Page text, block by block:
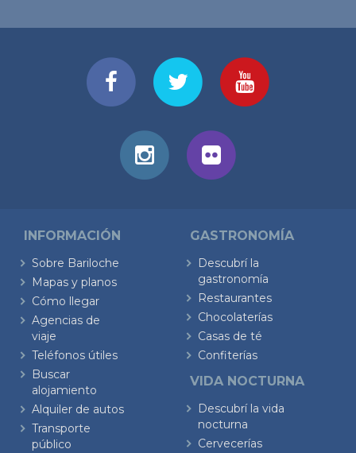
INFORMACIÓN
Sobre Bariloche
Mapas y planos
Cómo llegar
Agencias de
viaje
Teléfonos útiles
Buscar
alojamiento
Alquiler de autos
Transporte
público
GASTRONOMÍA
Descubrí la
gastronomía
Restaurantes
Chocolaterías
Casas de té
Confiterías
VIDA NOCTURNA
Descubrí la vida
nocturna
Cervecerías